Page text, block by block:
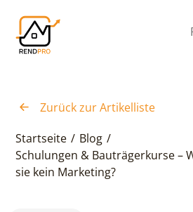
Zurück zur Artikelliste
Startseite / Blog /
Schulungen & Bauträgerkurse –
sie kein Marketing?